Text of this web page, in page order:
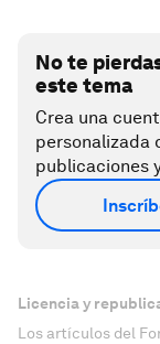
No te
este tema
Crea una
personalizada
publicaciones
Licencia y
Los artículos del